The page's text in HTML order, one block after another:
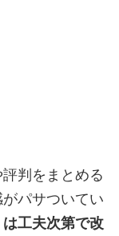
判をまとめる
パサついてい
は工夫次第で改